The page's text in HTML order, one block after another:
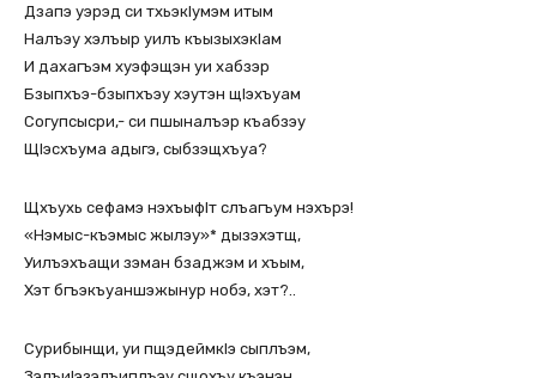
Дзапэ уэрэд си тхьэкIумэм итым
Налъэу хэлъыр уилъ къызыхэкIам
И дахагъэм хуэфэщэн уи хабзэр
Бзыпхъэ-бзыпхъэу хэутэн щIэхъуам
Согупсысри,- си пшыналъэр къабзэу
ЩIэсхъума адыгэ, сыбзэщхъуа?
Щхъухь сефамэ нэхъыфIт слъагъум нэхърэ!
«Нэмыс-къэмыс жылэу»* дызэхэтщ,
Уилъэхъащи зэман бзаджэм и хъым,
Хэт бгъэкъуаншэжынур нобэ, хэт?..
Сурибынщи, уи пщэдеймкIэ сыплъэм,